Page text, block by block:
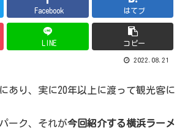
Facebook はてブ
LINE コピー
2022.08.21
あり、実に20年以上に渡って観光客に
ーク、それが今回紹介する横浜ラーメ